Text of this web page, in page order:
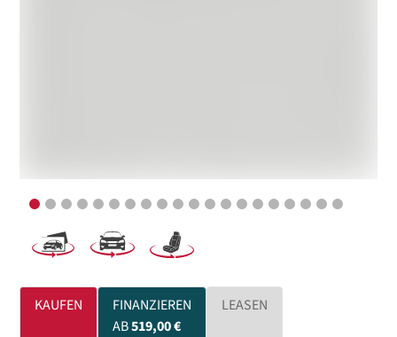
KAUFEN
FINANZIEREN
AB519,00 €
LEASEN